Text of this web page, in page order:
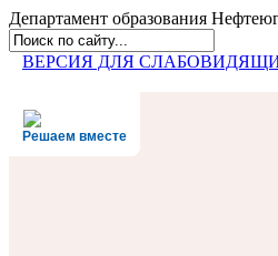
Департамент образования
ВЕРСИЯ ДЛЯ
Решаем вместе